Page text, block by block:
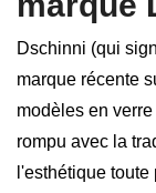
Dschinni (qui
marque récente
modèles en
rompu avec la
l'esthétique